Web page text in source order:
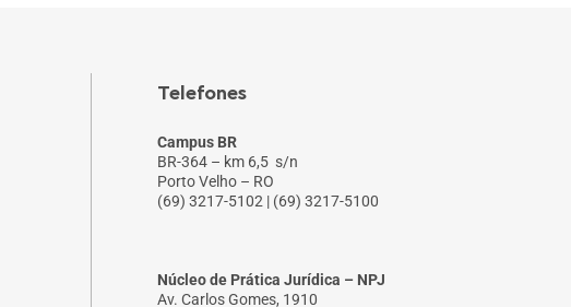
Telefones
Campus BR
BR-364 – km 6,5 s/n
Porto Velho – RO
(69) 3217-5102 | (69) 3217-5100
Núcleo de Prática Jurídica – NPJ
Av. Carlos Gomes, 1910